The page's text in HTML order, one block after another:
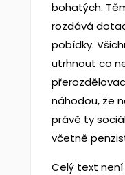
bohatých.
rozdává
pobídky.
utrhnout co
náhodou, že
právě ty
včetně
Celý text není